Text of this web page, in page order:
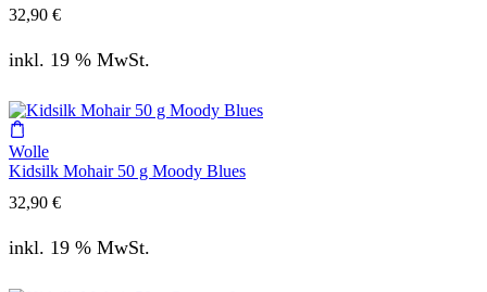
32,90 €
inkl. 19 % MwSt.
Wolle
Kidsilk Mohair 50 g Moody Blues
32,90 €
inkl. 19 % MwSt.